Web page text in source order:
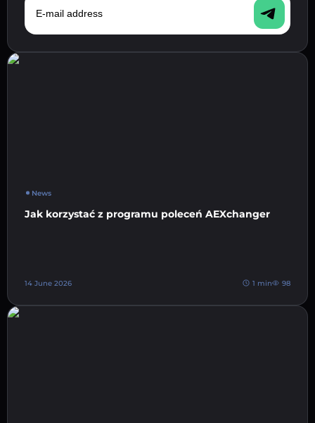
News
Jak korzystać z programu poleceń AEXchanger
14 June 2026 1 min 98